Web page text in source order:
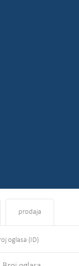
prodaja
oglasa (ID)